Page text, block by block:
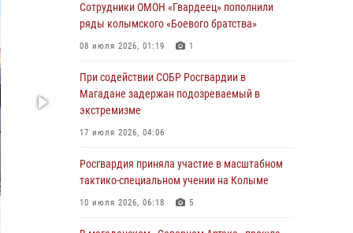
«Каникулы с Росгвардией» продолжаются на
Колыме
Начальник Главного штаба – первый
заместитель директора Росгвардии Герой
России генерал-полковник Сергей Бойко
профессиональным праздником
15 июля 2026, 06:21
Сотрудники ОМОН «Гвардеец» пополнили
ряды колымского «Боевого братства»
08 июля 2026, 01:19 1
При содействии СОБР Росгвардии в
Магадане задержан подозреваемый в
экстремизме
17 июля 2026, 04:06
Росгвардия приняла участие в масштабном
тактико-специальном учении на Колыме
10 июля 2026, 06:18 5